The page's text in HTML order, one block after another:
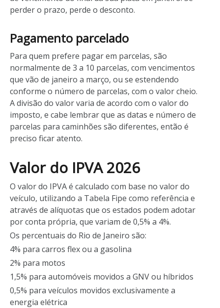
perder o prazo, perde o desconto.
Pagamento parcelado
Para quem prefere pagar em parcelas, são
normalmente de 3 a 10 parcelas, com vencimentos
que vão de janeiro a março, ou se estendendo
conforme o número de parcelas, com o valor cheio.
A divisão do valor varia de acordo com o valor do
imposto, e cabe lembrar que as datas e número de
parcelas para caminhões são diferentes, então é
preciso ficar atento.
Valor do IPVA 2026
O valor do IPVA é calculado com base no valor do
veículo, utilizando a Tabela Fipe como referência e
através de alíquotas que os estados podem adotar
por conta própria, que variam de 0,5% a 4%.
Os percentuais do Rio de Janeiro são:
4% para carros flex ou a gasolina
2% para motos
1,5% para automóveis movidos a GNV ou híbridos
0,5% para veículos movidos exclusivamente a
energia elétrica